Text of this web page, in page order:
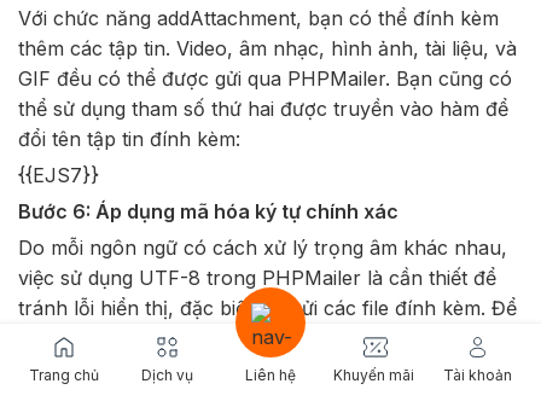
Với chức năng addAttachment, bạn có thể đính kèm
thêm các tập tin. Video, âm nhạc, hình ảnh, tài liệu, và
GIF đều có thể được gửi qua PHPMailer. Bạn cũng có
thể sử dụng tham số thứ hai được truyền vào hàm để
đổi tên tập tin đính kèm:
{{EJS7}}
Bước 6: Áp dụng mã hóa ký tự chính xác
Do mỗi ngôn ngữ có cách xử lý trọng âm khác nhau,
việc sử dụng UTF-8 trong PHPMailer là cần thiết để
tránh lỗi hiển thị, đặc biệt khi gửi các file đính kèm. Để
thực hiện điều này, bạn có thể thêm các dòng mã sau
vào tập lệnh PHP:
Trang chủ Dịch vụ Liên hệ Khuyến mãi Tài khoản